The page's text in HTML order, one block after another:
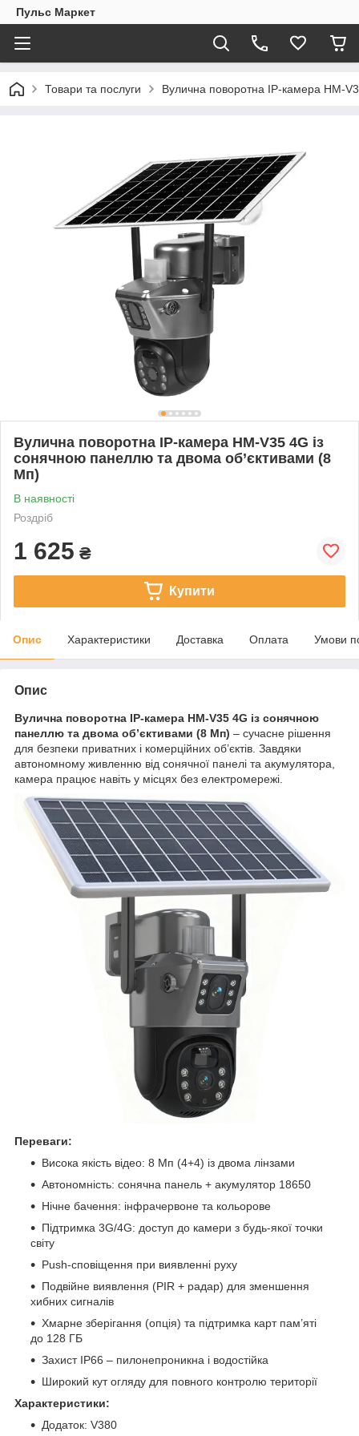
Пульс Маркет
Товари та послуги Вулична поворотна IP-камера HM-
Вулична поворотна IP-камера HM-V35 4G із
сонячною панеллю та двома об’єктивами (8
Мп)
В наявності
Роздріб
1 625 ₴
Купити
Опис Характеристики Доставка Оплата Умови
Опис
Вулична поворотна IP-камера HM-V35 4G із сонячною
панеллю та двома об’єктивами (8 Мп) – сучасне рішення
для безпеки приватних і комерційних об’єктів. Завдяки
автономному живленню від сонячної панелі та акумулятора,
камера працює навіть у місцях без електромережі.
Переваги:
Висока якість відео: 8 Мп (4+4) із двома лінзами
Автономність: сонячна панель + акумулятор 18650
Нічне бачення: інфрачервоне та кольорове
Підтримка 3G/4G: доступ до камери з будь-якої точки
світу
Push-сповіщення при виявленні руху
Подвійне виявлення (PIR + радар) для зменшення
хибних сигналів
Хмарне зберігання (опція) та підтримка карт пам’яті
до 128 ГБ
Захист IP66 – пилонепроникна і водостійка
Широкий кут огляду для повного контролю території
Характеристики:
Додаток: V380